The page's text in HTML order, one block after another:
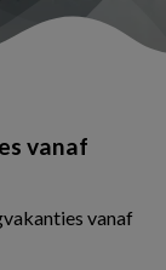
vanaf
vanaf